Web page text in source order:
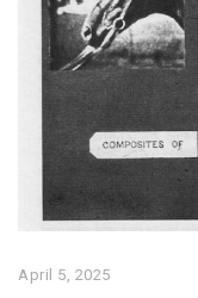
April 5, 2025